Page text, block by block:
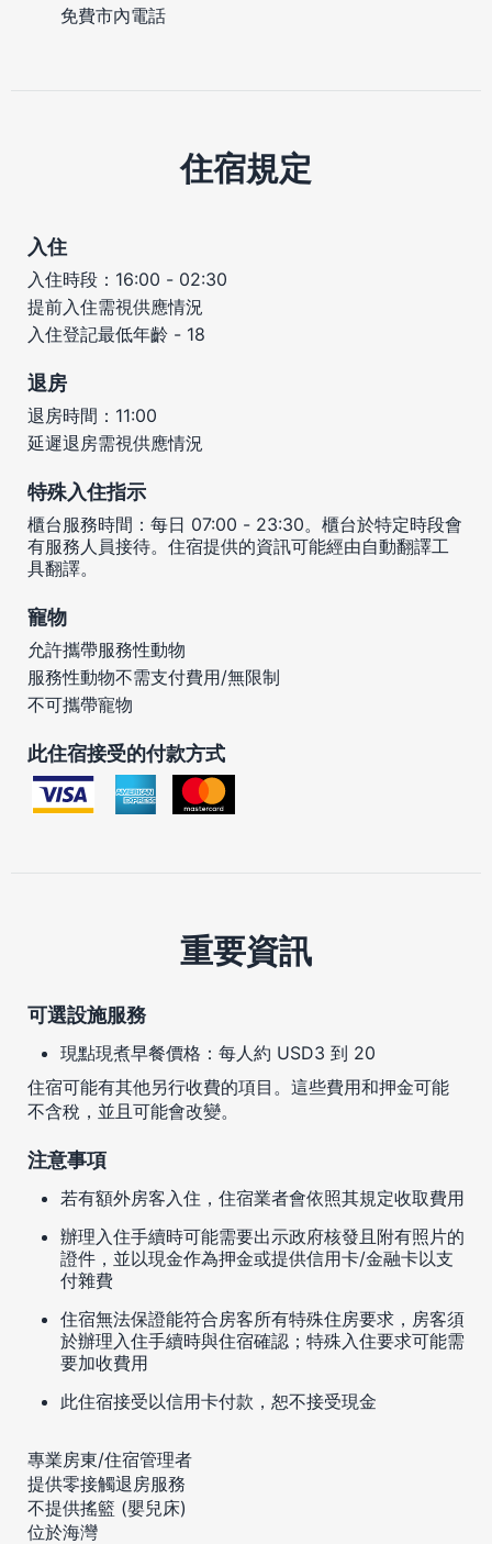
免費市內電話
住宿規定
入住
入住時段：16:00 - 02:30
提前入住需視供應情況
入住登記最低年齡 - 18
退房
退房時間：11:00
延遲退房需視供應情況
特殊入住指示
櫃台服務時間：每日 07:00 - 23:30。櫃台於特定時段會
有服務人員接待。住宿提供的資訊可能經由自動翻譯工
具翻譯。
寵物
允許攜帶服務性動物
服務性動物不需支付費用/無限制
不可攜帶寵物
此住宿接受的付款方式
重要資訊
可選設施服務
現點現煮早餐價格：每人約 USD3 到 20
住宿可能有其他另行收費的項目。這些費用和押金可能
不含稅，並且可能會改變。
注意事項
若有額外房客入住，住宿業者會依照其規定收取費用
辦理入住手續時可能需要出示政府核發且附有照片的
證件，並以現金作為押金或提供信用卡/金融卡以支
付雜費
住宿無法保證能符合房客所有特殊住房要求，房客須
於辦理入住手續時與住宿確認；特殊入住要求可能需
要加收費用
此住宿接受以信用卡付款，恕不接受現金
專業房東/住宿管理者
提供零接觸退房服務
不提供搖籃 (嬰兒床)
位於海灣